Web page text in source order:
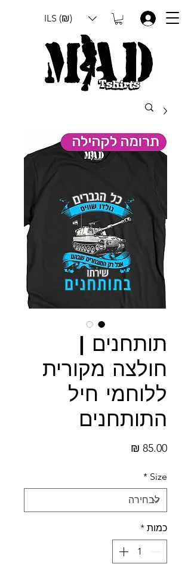
ILS (₪) .
תותחנים |
חולצה מקורית
ללוחמי חיל
התותחנים
Size
*
כמות *